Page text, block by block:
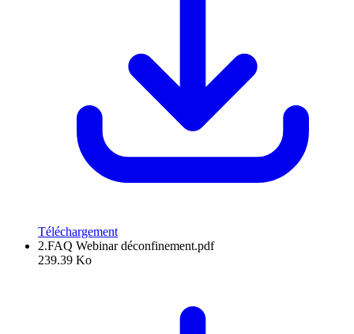
Téléchargement
2.FAQ Webinar déconfinement.pdf
239.39 Ko